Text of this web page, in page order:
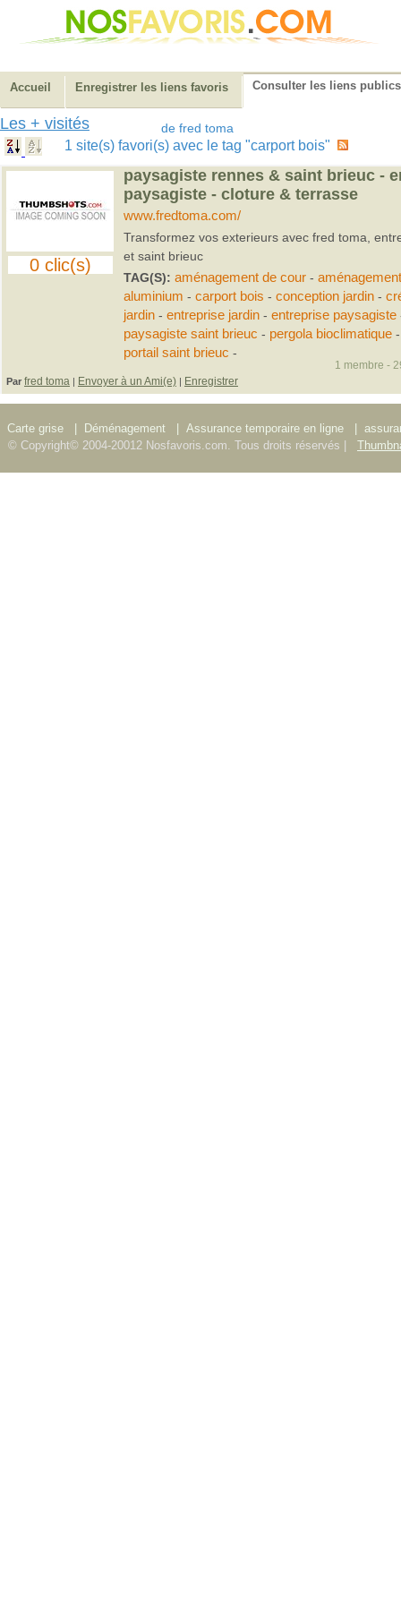
Accueil Enregistrer les liens favoris Consulter les liens publics
Les + visités de fred toma
1 site(s) favori(s) avec le tag "carport bois"
0 clic(s)
paysagiste rennes & saint brieuc -
paysagiste - cloture & terrasse
www.fredtoma.com/
Transformez vos exterieurs avec fred toma,
et saint brieuc
TAG(S): aménagement de cour-
aluminium - carport bois - conception jardin-
jardin- entreprise jardin- entreprise paysagiste
paysagiste saint brieuc - pergola bioclimatique
portail saint brieuc -
Par fred toma | Envoyer à un Ami(e) | Enregistrer
1 membre -
Carte grise Déménagement Assurance temporaire en ligne
© Copyright© 2004-20012 Nosfavoris.com. Tous droits réservés |